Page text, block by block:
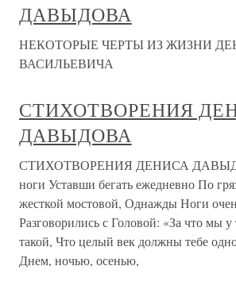
ДАВЫДОВА
НЕКОТОРЫЕ ЧЕРТЫ ИЗ ЖИЗНИ
ВАСИЛЬЕВИЧА
СТИХОТВОРЕНИЯ
ДАВЫДОВА
СТИХОТВОРЕНИЯ ДЕНИСА
ноги Уставши бегать ежедневно По
жесткой мостовой, Однажды Ноги
Разговорились с Головой: «За что мы
такой, Что целый век должны тебе
Днем, ночью, осенью,